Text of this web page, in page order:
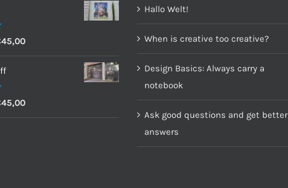
45,00
45,00
Hallo Welt!
When is creative too creative?
Design Basics: Always carry a
notebook
Ask good questions and get better
answers